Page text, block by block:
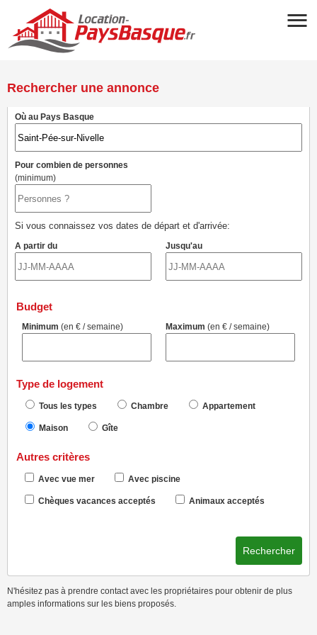
Rechercher une annonce
Où au Pays Basque
Pour combien de personnes
(minimum)
Si vous connaissez vos dates de départ et d'arrivée:
A partir du Jusqu'au
Budget
Minimum (en € / semaine) Maximum (en € / semaine)
Type de logement
Tous les types Chambre Appartement
Maison Gîte
Autres critères
Avec vue mer Avec piscine
Chèques vacances acceptés Animaux acceptés
Rechercher
N'hésitez pas à prendre contact avec les propriétaires pour obtenir de plus
amples informations sur les biens proposés.